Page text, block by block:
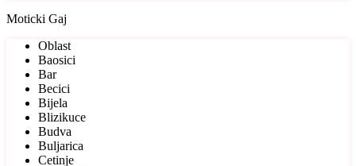
Moticki Gaj
Oblast
Baosici
Bar
Becici
Bijela
Blizikuce
Budva
Buljarica
Cetinje